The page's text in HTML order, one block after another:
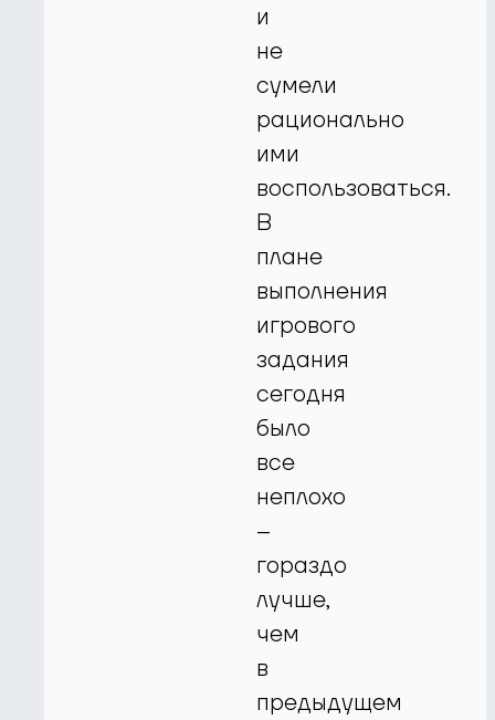
и
не
сумели
рационально
ими
воспользоваться.
В
плане
выполнения
игрового
задания
сегодня
было
все
неплохо
–
гораздо
лучше,
чем
в
предыдущем